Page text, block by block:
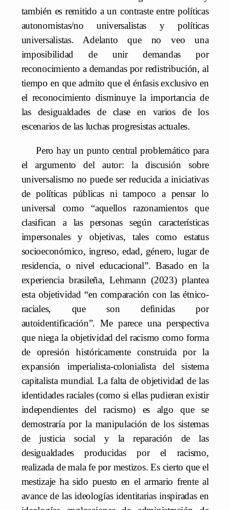
también es remitido a un contraste entre políticas
autonomistas/no universalistas y políticas
universalistas. Adelanto que no veo una
imposibilidad de unir demandas por
reconocimiento a demandas por redistribución, al
tiempo en que admito que el énfasis exclusivo en
el reconocimiento disminuye la importancia de
las desigualdades de clase en varios de los
escenarios de las luchas progresistas actuales.
Pero hay un punto central problemático para
el argumento del autor: la discusión sobre
universalismo no puede ser reducida a iniciativas
de políticas públicas ni tampoco a pensar lo
universal como “aquellos razonamientos que
clasifican a las personas según características
impersonales y objetivas, tales como estatus
socioeconómico, ingreso, edad, género, lugar de
residencia, o nivel educacional”. Basado en la
experiencia brasileña, Lehmann (2023) plantea
esta objetividad “en comparación con las étnico-
raciales, que son definidas por
autoidentificación”. Me parece una perspectiva
que niega la objetividad del racismo como forma
de opresión históricamente construida por la
expansión imperialista-colonialista del sistema
capitalista mundial. La falta de objetividad de las
identidades raciales (como si ellas pudieran existir
independientes del racismo) es algo que se
demostraría por la manipulación de los sistemas
de justicia social y la reparación de las
desigualdades producidas por el racismo,
realizada de mala fe por mestizos. Es cierto que el
mestizaje ha sido puesto en el armario frente al
avance de las ideologías identitarias inspiradas en